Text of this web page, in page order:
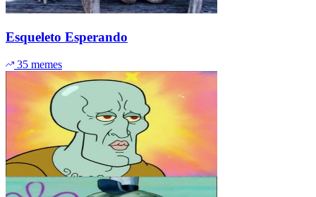
Esqueleto Esperando
35 memes